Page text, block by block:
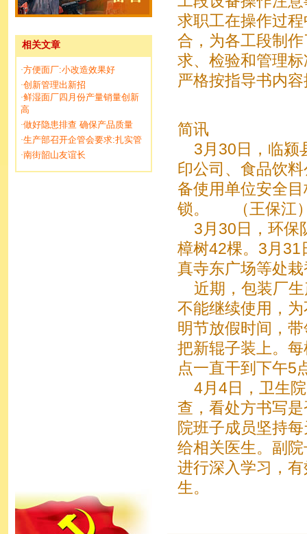
相关文章
·方便面厂:小改造效果好
·创新管理出新招
·鲜湿面厂四月份产量销量创新
高
·做好隐患排查 确保产品质量
·生产部召开企管会要求:扎实管
·南街韶山友谊长
求职工在操作过
合，为各工段制
求、检验和管理
严格按指导书内
简讯
3月30日，临颍
印公司、食品饮
备使用单位安全
锁。 （王保江
3月30日，环保
樟树42棵。3月31
真寺东广场等处
近期，包装厂生
不能继续使用，
明节放假时间，
把新辊子装上。
点一直干到
4月4日，卫生院
查，看处方书写
院班子成员坚持
给相关医生。副
进行深入学习，
生。 （